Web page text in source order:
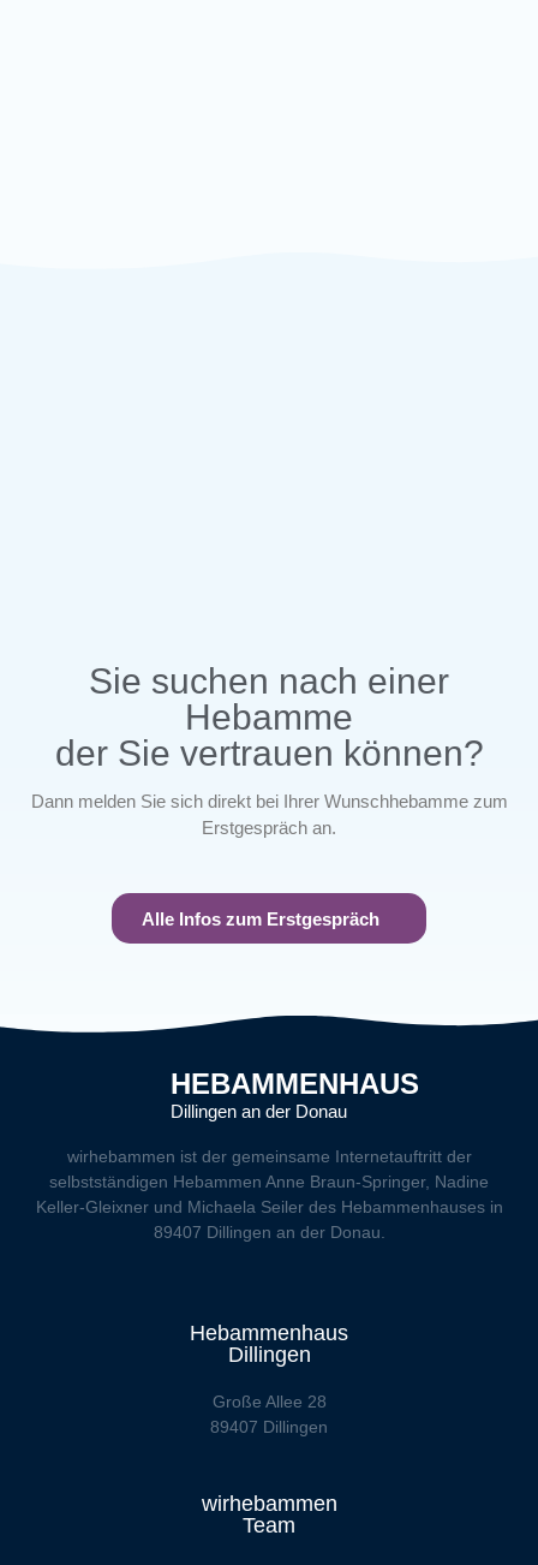
Sie suchen nach einer
Hebamme
der Sie vertrauen können?
Dann melden Sie sich direkt bei Ihrer Wunschhebamme zum
Erstgespräch an.
Alle Infos zum Erstgespräch
HEBAMMENHAUS
Dillingen an der Donau
wirhebammen ist der gemeinsame Internetauftritt der
selbstständigen Hebammen Anne Braun-Springer, Nadine
Keller-Gleixner und Michaela Seiler des Hebammenhauses in
89407 Dillingen an der Donau.
Hebammenhaus
Dillingen
Große Allee 28
89407 Dillingen
wirhebammen
Team